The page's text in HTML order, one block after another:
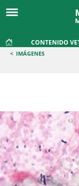
CONTENIDO
< IMÁGENES